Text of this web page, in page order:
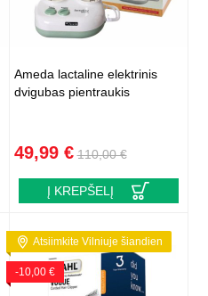
Ameda lactaline elektrinis
dvigubas pientraukis
49,99 € 110,00 €
Į KREPŠELĮ
Atsiimkite Vilniuje šiandien
-10,00 €